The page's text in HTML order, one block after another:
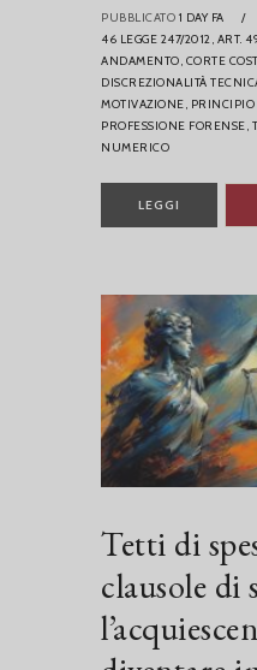
PUBBLICATO 1 DAY FA /
46 LEGGE 247/2012, ART.
ANDAMENTO, CORTE
DISCREZIONALITÀ
MOTIVAZIONE, PRINCIPIO
PROFESSIONE FORENSE,
NUMERICO
LEGGI
Tetti di
clausole di